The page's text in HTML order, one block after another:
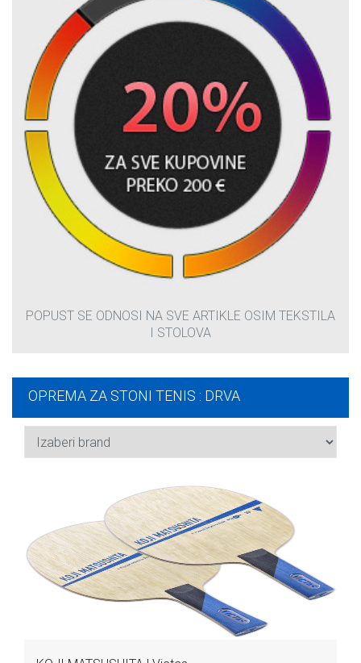
POPUST SE ODNOSI NA SVE ARTIKLE OSIM TEKSTILA
I STOLOVA
OPREMA ZA STONI TENIS : DRVA